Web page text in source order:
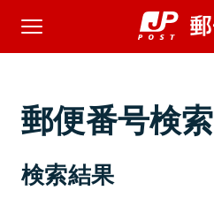
郵便番号検索
検索結果